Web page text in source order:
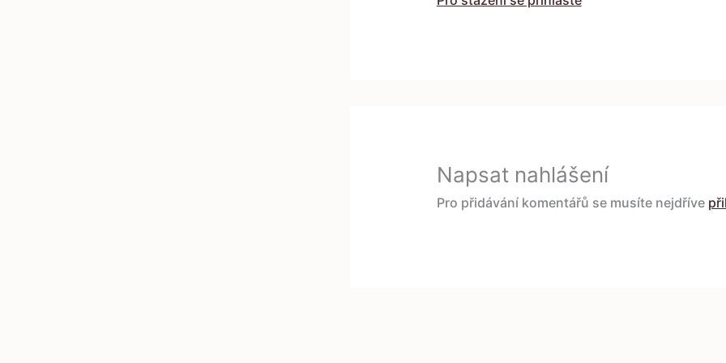
Napsat nahlášení
Pro přidávání komentářů se musíte nejdříve